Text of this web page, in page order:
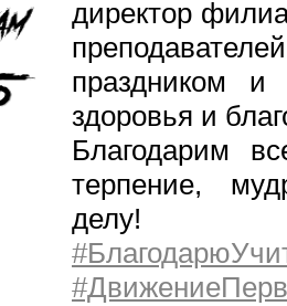
директор
праздником и
здоровья и
Благодарим
терпение,
делу!